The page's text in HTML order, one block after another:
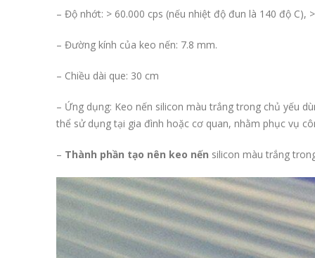
– Độ nhớt: > 60.000 cps (nếu nhiệt độ đun là 140 độ C),
– Đường kính của keo nến: 7.8 mm.
– Chiều dài que: 30 cm
– Ứng dụng: Keo nến silicon màu trắng trong chủ yếu
thể sử dụng tại gia đình hoặc cơ quan, nhằm phục vụ
– Thành phần tạo nên keo nến silicon màu trắng